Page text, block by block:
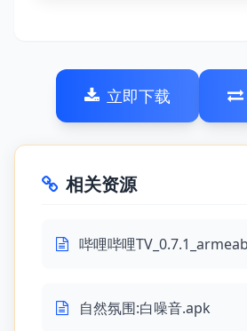
立即下载
相关资源
哔哩哔哩
自然氛围:白噪音.apk